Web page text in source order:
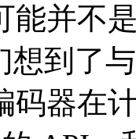
并不是
想到了
码器在